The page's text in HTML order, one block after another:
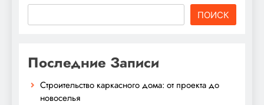
ПОИСК
Последние Записи
Строительство каркасного дома: от проекта до
новоселья